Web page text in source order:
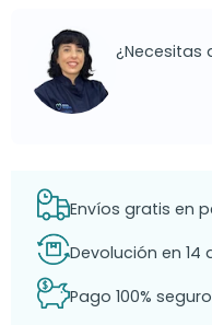
¿Necesitas
Envíos gratis en
Devolución en
Pago 100%